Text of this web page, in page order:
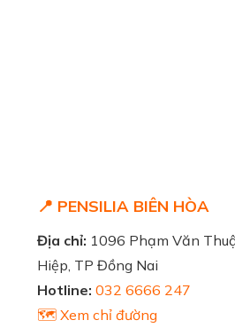
📍 PENSILIA BIÊN HÒA
Địa chỉ: 1096 Phạm Văn
Hiệp, TP Đồng Nai
Hotline: 032 6666 247
🗺️ Xem chỉ đường